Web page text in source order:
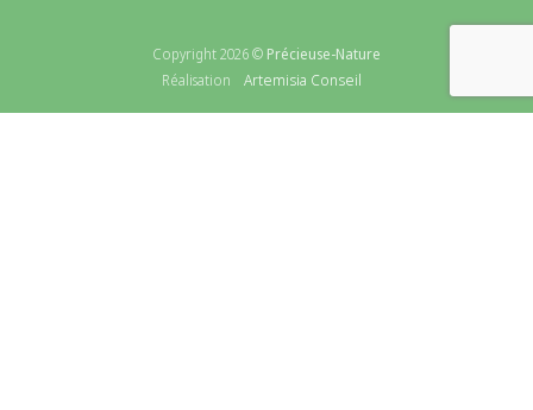
Copyright 2026 © Précieuse-Nature
Réalisation
Artemisia Conseil